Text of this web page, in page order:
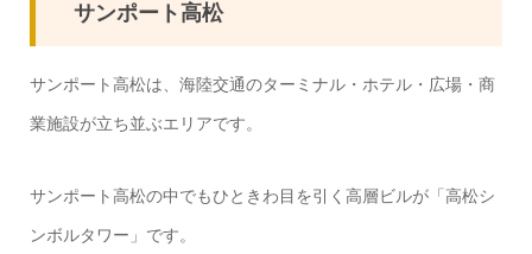
サンポート高松
サンポート高松は、海陸交通のターミナル・ホテル・広場・商
業施設が立ち並ぶエリアです。
サンポート高松の中でもひときわ目を引く高層ビルが「高松シ
ンボルタワー」です。